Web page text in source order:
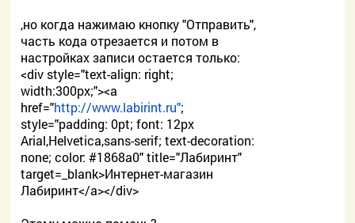
,но когда нажимаю кнопку "Отправить",
часть кода отрезается и потом в
настройках записи остается только:
<div style="text-align: right;
width:300px;"><a
href="http://www.labirint.ru";
style="padding: 0pt; font: 12px
Arial,Helvetica,sans-serif; text-decoration:
none; color: #1868a0" title="Лабиринт"
target=_blank>Интернет-магазин
Лабиринт</a></div>